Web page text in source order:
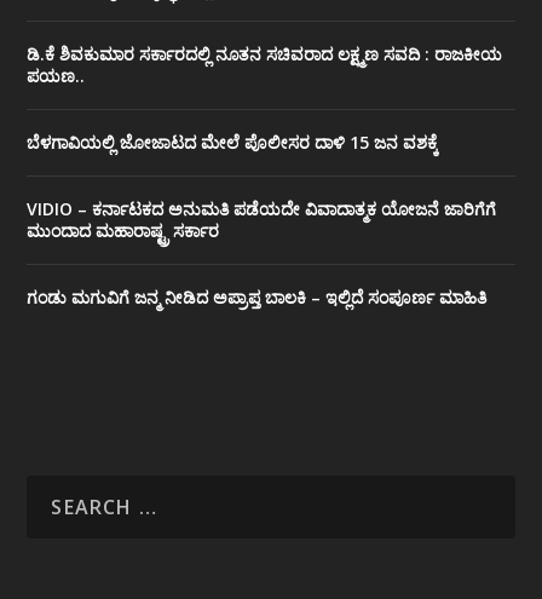
ಡಿ.ಕೆ ಶಿವಕುಮಾರ ಸರ್ಕಾರದಲ್ಲಿ ನೂತನ ಸಚಿವರಾದ ಲಕ್ಷ್ಮಣ ಸವದಿ : ರಾಜಕೀಯ
ಪಯಣ..
ಬೆಳಗಾವಿಯಲ್ಲಿ ಜೋಜಾಟದ ಮೇಲೆ ಪೊಲೀಸರ ದಾಳಿ 15 ಜನ ವಶಕ್ಕೆ
VIDIO – ಕರ್ನಾಟಕದ ಅನುಮತಿ ಪಡೆಯದೇ ವಿವಾದಾತ್ಮಕ ಯೋಜನೆ ಜಾರಿಗೆಗೆ
ಮುಂದಾದ ಮಹಾರಾಷ್ಟ್ರ ಸರ್ಕಾರ
ಗಂಡು ಮಗುವಿಗೆ ಜನ್ಮ ನೀಡಿದ ಅಪ್ರಾಪ್ತ ಬಾಲಕಿ – ಇಲ್ಲಿದೆ ಸಂಪೂರ್ಣ ಮಾಹಿತಿ